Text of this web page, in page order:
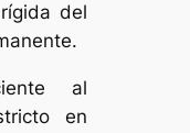
del
al
en